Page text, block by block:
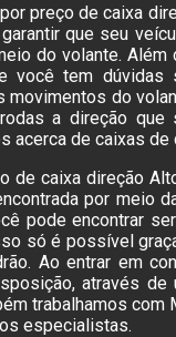
preço de caixa
que seu
do volante.
você tem dúvidas
movimentos do
a direção
acerca de caixas de
de caixa direção
por meio
pode encontrar
só é possível
Ao entrar em
através
trabalhamos
especialistas.